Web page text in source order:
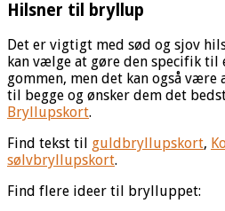
Hilsner til bryllup
Det er vigtigt med sød og sjov
kan vælge at gøre den specifik til
gommen, men det kan også være
til begge og ønsker dem det
Bryllupskort.
Find tekst til guldbryllupskort,
sølvbryllupskort.
Find flere ideer til brylluppet: